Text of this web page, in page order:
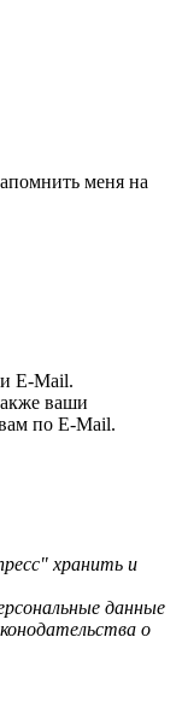
меня на
E-Mail.
ваши
по E-Mail.
хранить и
данные
о